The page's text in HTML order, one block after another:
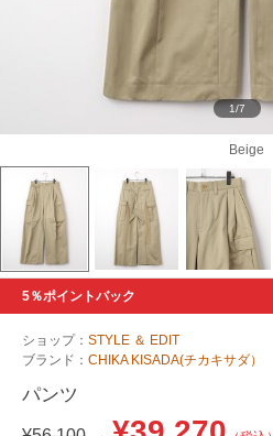
Beige
1/7
5％ポイントバック
ショップ： STYLE ＆ EDIT
ブランド： CHIKA KISADA(チカキサダ）
パンツ